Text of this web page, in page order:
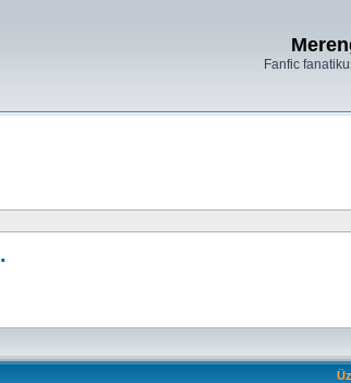
Fanfic